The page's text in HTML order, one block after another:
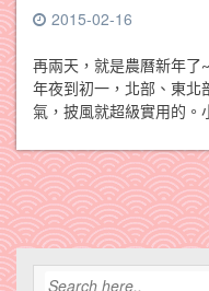
2015-02-16
再兩天，就是農曆新年了
年夜到初一，北部、東北
氣，披風就超級實用的。